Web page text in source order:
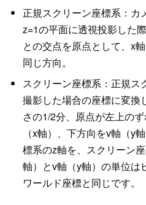
正規スクリーン座標系：カ
z=1の平面に透視投影した
との交点を原点として、x
同じ方向。
スクリーン座標系：正規ス
撮影した場合の座標に変換
さの1/2分、原点が左上の
（x軸）、下方向をv軸（y
標系のz軸を、スクリーン
軸）とv軸（y軸）の単位は
ワールド座標と同じです。